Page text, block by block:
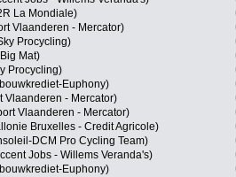
La Mondiale)
Vlaanderen - Mercator)
Procycling)
Mat)
Procycling)
Euphony)
Vlaanderen - Mercator)
Vlaanderen - Mercator)
Bruxelles - Credit Agricole)
DCM Pro Cycling Team)
Jobs - Willems Veranda's)
Euphony)